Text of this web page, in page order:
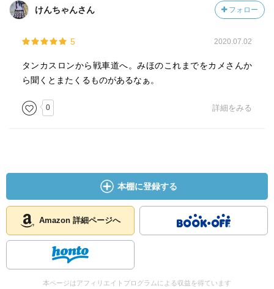
けんちゃんさん フォロー
5 2020.07.02
タンカスロンから戦車道へ。みほのこれまでをカメさんか
ら聞くとまたくるものがあるなぁ。
0 詳細をみる
本棚に登録する
Amazon 詳細ページへ
本ページはアフィリエイトプログラムによる収益を得ています